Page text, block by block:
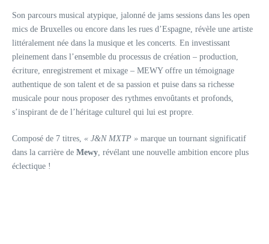
Son parcours musical atypique, jalonné de jams sessions dans les open
mics de Bruxelles ou encore dans les rues d’Espagne, révèle une artiste
littéralement née dans la musique et les concerts. En investissant
pleinement dans l’ensemble du processus de création – production,
écriture, enregistrement et mixage – MEWY offre un témoignage
authentique de son talent et de sa passion et puise dans sa richesse
musicale pour nous proposer des rythmes envoûtants et profonds,
s’inspirant de de l’héritage culturel qui lui est propre.
Composé de 7 titres, « J&N MXTP » marque un tournant significatif
dans la carrière de Mewy, révélant une nouvelle ambition encore plus
éclectique !